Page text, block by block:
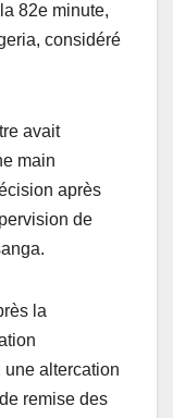
82e minute,
considéré
avait
main
après
de
la
altercation
remise des